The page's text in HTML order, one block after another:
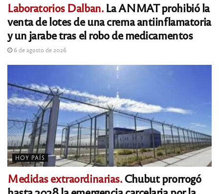
Laboratorios Dalban.La ANMAT prohibió la
venta de lotes de una crema antiinflamatoria
y un jarabe tras el robo de medicamentos
6 de agosto de 2026
HOY PAÍS
Medidas extraordinarias.Chubut prorrogó